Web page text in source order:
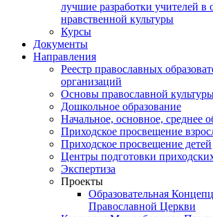
лучшие разработки учителей в
нравственной культуры
Курсы
Документы
Направления
Реестр православных
организаций
Основы православной
Дошкольное образование
Начальное, основное, среднее
Приходское просвещение
Приходское просвещение детей
Центры подготовки
Экспертиза
Проекты
Образовательная
Православной Церкви